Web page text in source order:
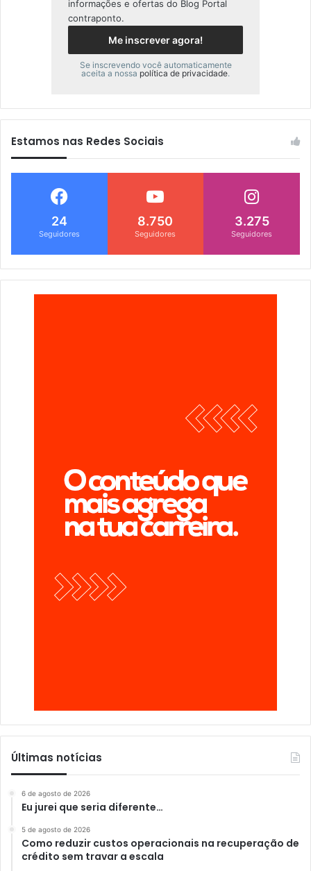
informações e ofertas do Blog Portal
contraponto.
Se inscrevendo você automaticamente
aceita a nossa política de privacidade.
Estamos nas Redes Sociais
24
Seguidores
8.750
Seguidores
3.275
Seguidores
Últimas notícias
6 de agosto de 2026
Eu jurei que seria diferente…
5 de agosto de 2026
Como reduzir custos operacionais na recuperação de
crédito sem travar a escala